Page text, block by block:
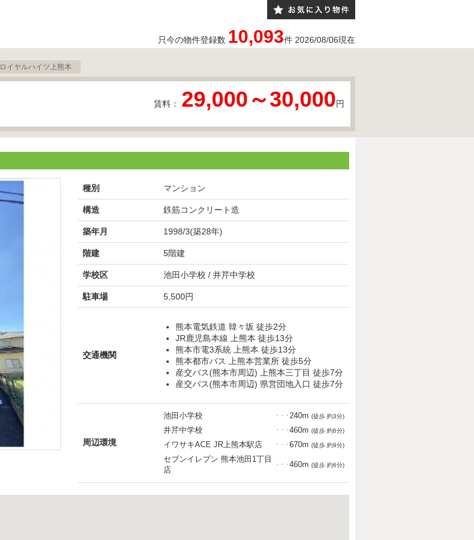
只今の物件登録数 10,093件 2026/08/06現在
ロイヤルハイツ上熊本
賃料： 29,000～30,000円
種別 マンション
構造 鉄筋コンクリート造
築年月 1998/3(築28年)
階建 5階建
学校区 池田小学校 / 井芹中学校
駐車場 5,500円
交通機関
熊本電気鉄道 韓々坂 徒歩2分
JR鹿児島本線 上熊本 徒歩13分
熊本市電3系統 上熊本 徒歩13分
熊本都市バス 上熊本営業所 徒歩5分
産交バス(熊本市周辺) 上熊本三丁目 徒歩7分
産交バス(熊本市周辺) 県営団地入口 徒歩7分
周辺環境
池田小学校 ・・・ 240m (徒歩 約3分)
井芹中学校 ・・・ 460m (徒歩 約6分)
イワサキACE JR上熊本駅店 ・・・ 670m (徒歩 約9分)
セブンイレブン 熊本池田1丁目
店
・・・ 460m (徒歩 約6分)